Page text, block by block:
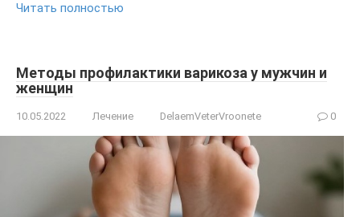
Читать полностью
Методы профилактики варикоза у мужчин и
женщин
10.05.2022 Лечение DelaemVeterVroonete 0